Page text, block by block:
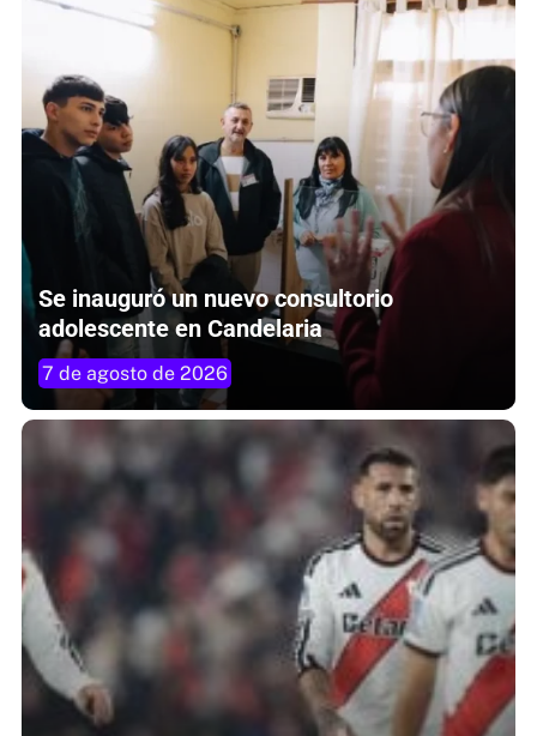
Se inauguró un nuevo consultorio
adolescente en Candelaria
7 de agosto de 2026